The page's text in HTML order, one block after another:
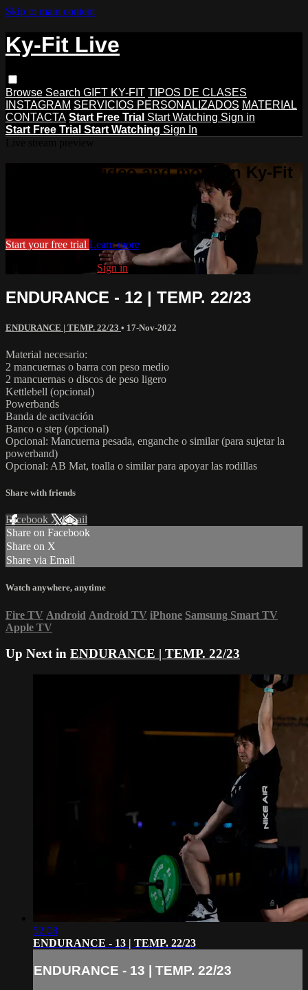
Skip to main content
Ky-Fit Live
Browse Search GIFT KY-FIT TIPOS DE CLASES
INSTAGRAM SERVICIOS PERSONALIZADOS MATERIAL
CONTACTA Start Free Trial Start Watching Sign in
Start Free Trial Start Watching Sign In
Watch this video and more on Ky-Fit
Watch this video and more on Ky-Fit Live
Start your free trial Learn more
Sign in
ENDURANCE - 12 | TEMP. 22/23
ENDURANCE | TEMP. 22/23 • 17-Nov-2022
Material necesario:
2 mancuernas o barra con peso medio
2 mancuernas o discos de peso ligero
Kettlebell (opcional)
Powerbands
Banda de activación
Banco o step (opcional)
Opcional: Mancuerna pesada, enganche o similar (para sujetar la
powerband)
Opcional: AB Mat, toalla o similar para apoyar las rodillas
Share with friends
Facebook XEmail
Share on Facebook
Share on X
Share via Email
Watch anywhere, anytime
Fire TV Android Android TV iPhone Samsung Smart TV
Apple TV
Up Next in ENDURANCE | TEMP. 22/23
52:08
ENDURANCE - 13 | TEMP. 22/23
ENDURANCE - 13 | TEMP. 22/23